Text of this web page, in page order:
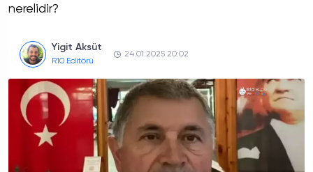
nerelidir?
Yigit Aksüt
R10 Editörü
24.01.2025 20:02